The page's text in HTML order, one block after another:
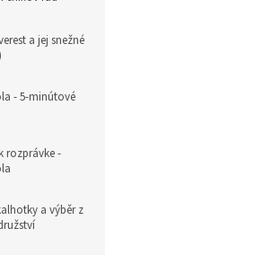
a jej snežné
- 5-minútové
rozprávke -
a výběr z